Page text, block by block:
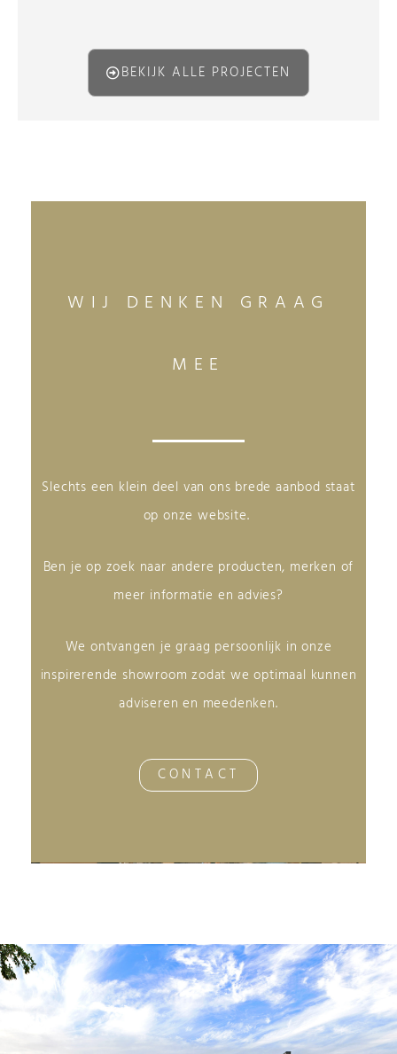
BEKIJK ALLE PROJECTEN
WIJ DENKEN GRAAG
MEE
Slechts een klein deel van ons brede aanbod staat
op onze website.
Ben je op zoek naar andere producten, merken of
meer informatie en advies?
We ontvangen je graag persoonlijk in onze
inspirerende showroom zodat we optimaal kunnen
adviseren en meedenken.
CONTACT